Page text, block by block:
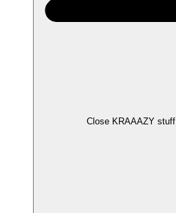
Close KRAAAZY stuff